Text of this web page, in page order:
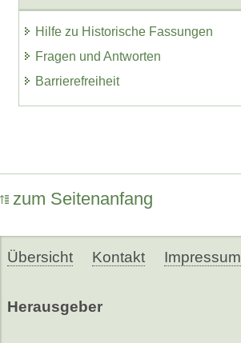
Hilfe zu Historische Fassungen
Fragen und Antworten
Barrierefreiheit
zum Seitenanfang
Übersicht Kontakt Impressum
Herausgeber